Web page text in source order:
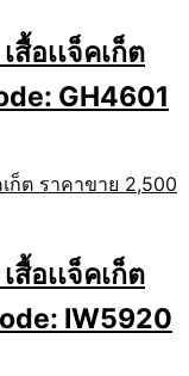
อเเจ็คเก็ต
GH4601
อเเจ็คเก็ต
IW5920